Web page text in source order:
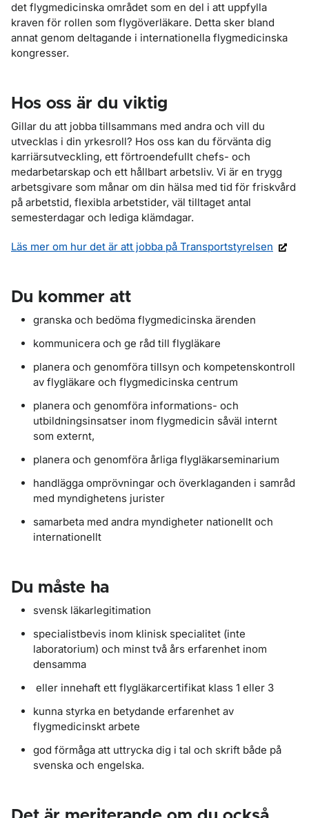
det flygmedicinska området som en del i att uppfylla
kraven för rollen som flygöverläkare. Detta sker bland
annat genom deltagande i internationella flygmedicinska
kongresser.
Hos oss är du viktig
Gillar du att jobba tillsammans med andra och vill du
utvecklas i din yrkesroll? Hos oss kan du förvänta dig
karriärsutveckling, ett förtroendefullt chefs- och
medarbetarskap och ett hållbart arbetsliv. Vi är en trygg
arbetsgivare som månar om din hälsa med tid för friskvård
på arbetstid, flexibla arbetstider, väl tilltaget antal
semesterdagar och lediga klämdagar.
Läs mer om hur det är att jobba på Transportstyrelsen
Du kommer att
granska och bedöma flygmedicinska ärenden
kommunicera och ge råd till flygläkare
planera och genomföra tillsyn och kompetenskontroll
av flygläkare och flygmedicinska centrum
planera och genomföra informations- och
utbildningsinsatser inom flygmedicin såväl internt
som externt,
planera och genomföra årliga flygläkarseminarium
handlägga omprövningar och överklaganden i samråd
med myndighetens jurister
samarbeta med andra myndigheter nationellt och
internationellt
Du måste ha
svensk läkarlegitimation
specialistbevis inom klinisk specialitet (inte
laboratorium) och minst två års erfarenhet inom
densamma
eller innehaft ett flygläkarcertifikat klass 1 eller 3
kunna styrka en betydande erfarenhet av
flygmedicinskt arbete
god förmåga att uttrycka dig i tal och skrift både på
svenska och engelska.